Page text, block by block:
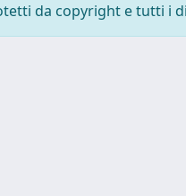
da copyright e tutti i